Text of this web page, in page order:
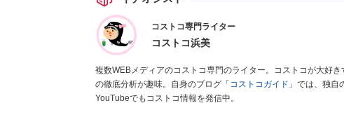
コストコ専門ライター
コストコ浜美
複数WEBメディアのコストコ専門のライター。コストコが大好
の徹底分析が趣味。自身のブログ「コストコガイド」 では、独自
YouTubeでもコストコ情報を発信中。